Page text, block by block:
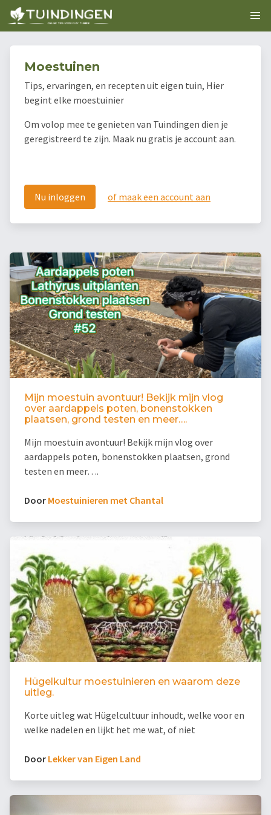
Moestuinen
Tips, ervaringen, en recepten uit eigen tuin, Hier
begint elke moestuinier
Om volop mee te genieten van Tuindingen dien je
geregistreerd te zijn. Maak nu gratis je account aan.
Nu inloggen of maak een account aan
Mijn moestuin avontuur! Bekijk mijn vlog
over aardappels poten, bonenstokken
plaatsen, grond testen en meer….
Mijn moestuin avontuur! Bekijk mijn vlog over
aardappels poten, bonenstokken plaatsen, grond
testen en meer….
Door Moestuinieren met Chantal
Hügelkultur moestuinieren en waarom deze
uitleg.
Korte uitleg wat Hügelcultuur inhoudt, welke voor en
welke nadelen en lijkt het me wat, of niet
Door Lekker van Eigen Land